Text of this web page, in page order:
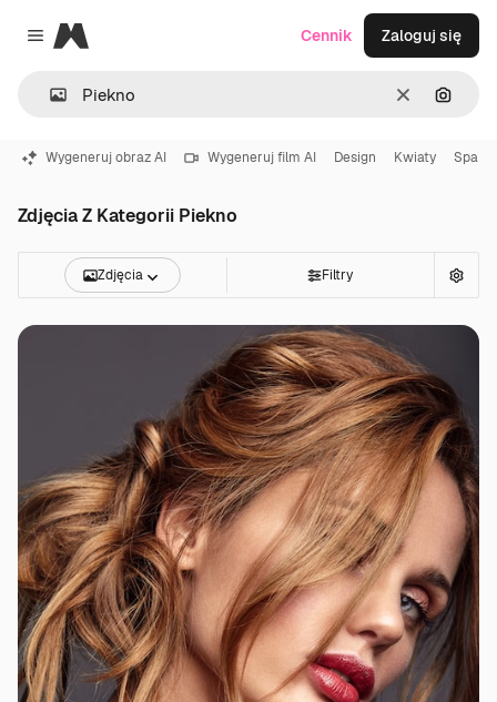
Close menu
Magnific
WyczyśćSzukaj
Cennik Zaloguj się
Wygeneruj obraz AI Wygeneruj film AI Design Kwiaty Spa
Zdjęcia Z Kategorii Piekno
Zdjęcia Filtry